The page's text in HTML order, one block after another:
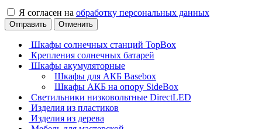
Я согласен на обработку персональных данных
Отправить Отменить
Шкафы солнечных станций TopBox
Крепления солнечных батарей
Шкафы акумуляторные
Шкафы для АКБ Basebox
Шкафы АКБ на опору SideBox
Светильники низковольтные DirectLED
Изделия из пластиков
Изделия из дерева